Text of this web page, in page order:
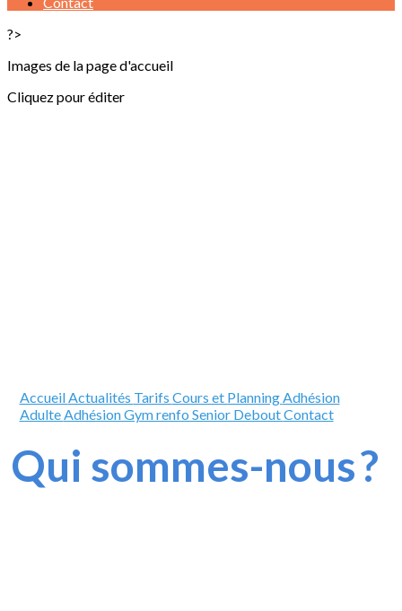
?>
Images de la page d'accueil
Cliquez pour éditer
AccueilActualités Tarifs Cours et PlanningAdhésion
AdulteAdhésion Gym renfo Senior DeboutContact
Qui sommes-nous?